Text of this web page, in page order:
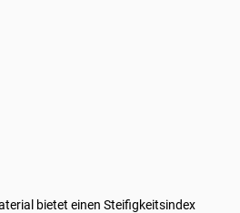
bietet einen Steifigkeitsindex